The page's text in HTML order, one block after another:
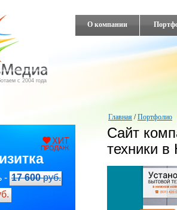
с 2004 года
О компании
Главная /Портфолио
- 17 600руб.
Сайт
техники